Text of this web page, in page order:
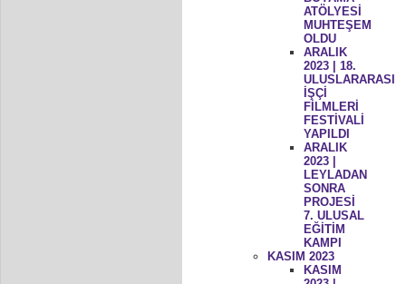
ATÖLYESİ
MUHTEŞEM
OLDU
ARALIK
2023 | 18.
ULUSLARARASI
İŞÇİ
FİLMLERİ
FESTİVALİ
YAPILDI
ARALIK
2023 |
LEYLADAN
SONRA
PROJESİ
7. ULUSAL
EĞİTİM
KAMPI
KASIM 2023
KASIM